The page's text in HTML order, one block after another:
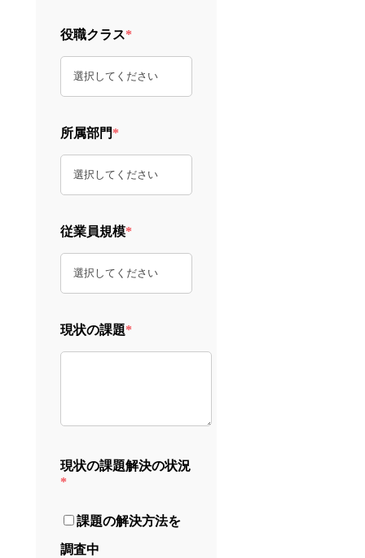
役職クラス*
所属部門*
従業員規模*
現状の課題*
現状の課題解決の状況
*
課題の解決方法を
調査中